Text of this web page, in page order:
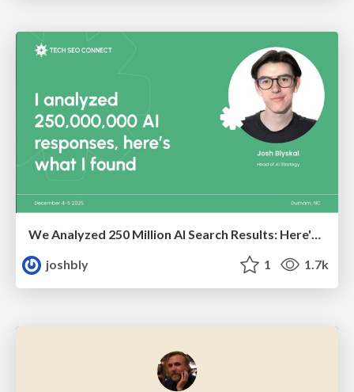
We Analyzed 250 Million AI Search Results: Here's What I Found
joshbly
1 1.7k